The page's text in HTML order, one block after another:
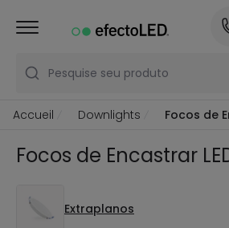
Pesquise seu produto
Accueil Downlights Focos de
Focos de Encastrar
Extraplanos